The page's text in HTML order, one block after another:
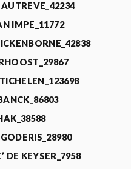
IMPE_11772
DE KEYSER_7958